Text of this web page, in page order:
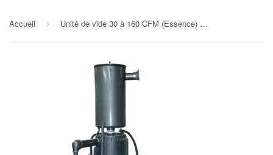
Accueil › Unité de vide 30 à 160 CFM (Essence) 800 à 16 000 entailles kit 48" * 48"